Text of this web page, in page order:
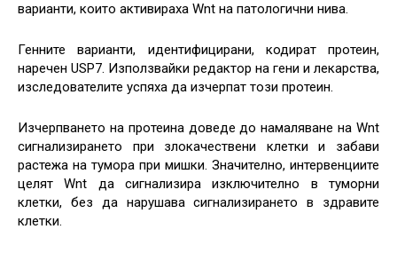
варианти, които активираха Wnt на патологични нива.
Генните варианти, идентифицирани, кодират протеин,
наречен USP7. Използвайки редактор на гени и лекарства,
изследователите успяха да изчерпат този протеин.
Изчерпването на протеина доведе до намаляване на Wnt
сигнализирането при злокачествени клетки и забави
растежа на тумора при мишки. Значително, интервенциите
целят Wnt да сигнализира изключително в туморни
клетки, без да нарушава сигнализирането в здравите
клетки.